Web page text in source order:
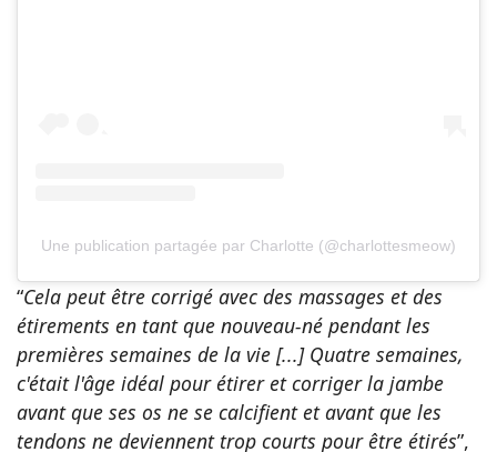
Une publication partagée par Charlotte (@charlottesmeow)
“Cela peut être corrigé avec des massages et des
étirements en tant que nouveau-né pendant les
premières semaines de la vie [...] Quatre semaines,
c'était l'âge idéal pour étirer et corriger la jambe
avant que ses os ne se calcifient et avant que les
tendons ne deviennent trop courts pour être étirés”,